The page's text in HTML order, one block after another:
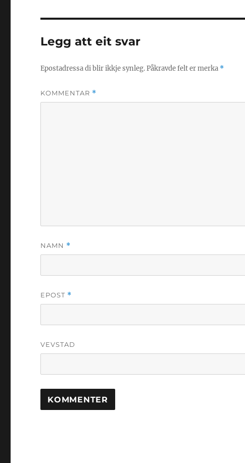
Legg att eit svar
Epostadressa di blir ikkje synleg.Påkravde felt er merka *
KOMMENTAR *
NAMN *
EPOST *
VEVSTAD